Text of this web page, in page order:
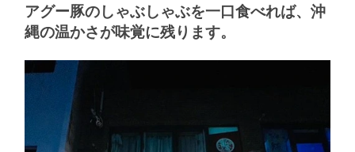
アグー豚のしゃぶしゃぶを一口食べれば、沖
縄の温かさが味覚に残ります。